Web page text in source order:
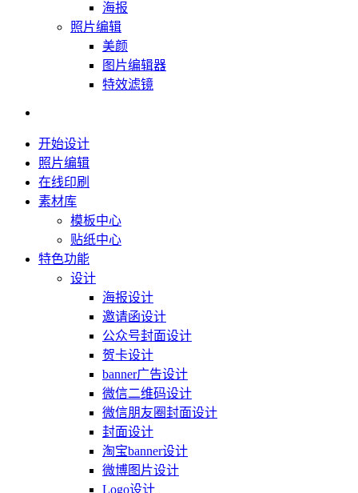
海报
照片编辑
美颜
图片编辑器
特效滤镜
开始设计
照片编辑
在线印刷
素材库
模板中心
贴纸中心
特色功能
设计
海报设计
邀请函设计
公众号封面设计
贺卡设计
banner广告设计
微信二维码设计
微信朋友圈封面设计
封面设计
淘宝banner设计
微博图片设计
Logo设计